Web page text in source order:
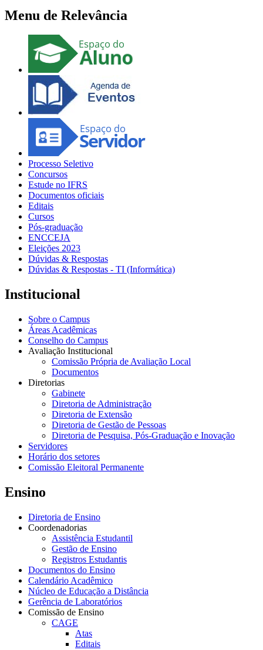
Menu de Relevância
Processo Seletivo
Concursos
Estude no IFRS
Documentos oficiais
Editais
Cursos
Pós-graduação
ENCCEJA
Eleições 2023
Dúvidas & Respostas
Dúvidas & Respostas - TI (Informática)
Institucional
Sobre o Campus
Áreas Acadêmicas
Conselho do Campus
Avaliação Institucional
Comissão Própria de Avaliação Local
Documentos
Diretorias
Gabinete
Diretoria de Administração
Diretoria de Extensão
Diretoria de Gestão de Pessoas
Diretoria de Pesquisa, Pós-Graduação e Inovação
Servidores
Horário dos setores
Comissão Eleitoral Permanente
Ensino
Diretoria de Ensino
Coordenadorias
Assistência Estudantil
Gestão de Ensino
Registros Estudantis
Documentos do Ensino
Calendário Acadêmico
Núcleo de Educação a Distância
Gerência de Laboratórios
Comissão de Ensino
CAGE
Atas
Editais